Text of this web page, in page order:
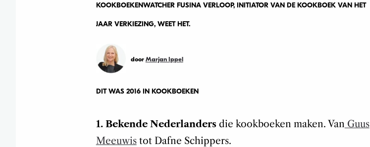
KOOKBOEKENWATCHER FUSINA VERLOOP, INITIATOR VAN DE KOOKBOEK VAN HET
JAAR VERKIEZING, WEET HET.
door Marjan Ippel
DIT WAS 2016 IN KOOKBOEKEN
1. Bekende Nederlanders die kookboeken maken. Van Guus
Meeuwistot Dafne Schippers.